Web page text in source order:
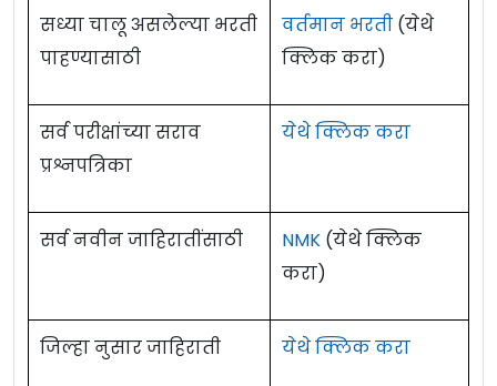
सध्या चालू असलेल्या भरती
पाहण्यासाठी
वर्तमान भरती (येथे
क्लिक करा)
सर्व परीक्षांच्या सराव
प्रश्नपत्रिका
येथे क्लिक करा
सर्व नवीन जाहिरातींसाठी NMK (येथे क्लिक
करा)
जिल्हा नुसार जाहिराती येथे क्लिक करा